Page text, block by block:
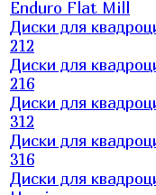
Enduro Flat Mill
Диски для
212
Диски для
216
Диски для
312
Диски для
316
Диски для